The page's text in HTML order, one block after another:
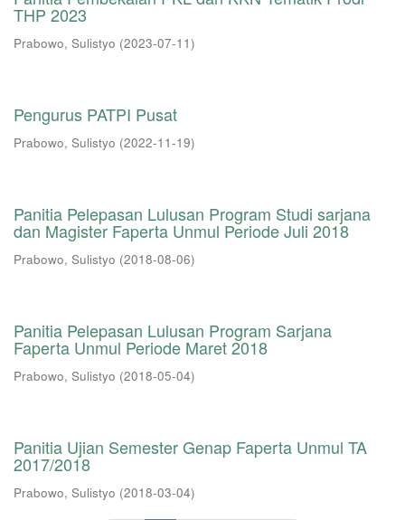
THP 2023
Prabowo, Sulistyo (2023-07-11)
Pengurus PATPI Pusat
Prabowo, Sulistyo (2022-11-19)
Panitia Pelepasan Lulusan Program Studi sarjana
dan Magister Faperta Unmul Periode Juli 2018
Prabowo, Sulistyo (2018-08-06)
Panitia Pelepasan Lulusan Program Sarjana
Faperta Unmul Periode Maret 2018
Prabowo, Sulistyo (2018-05-04)
Panitia Ujian Semester Genap Faperta Unmul TA
2017/2018
Prabowo, Sulistyo (2018-03-04)